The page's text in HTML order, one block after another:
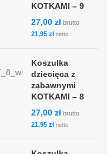
KOTKAMI – 9
27,00 zł brutto
21,95 zł netto
Koszulka
dziecięca z
zabawnymi
KOTKAMI – 8
27,00 zł brutto
21,95 zł netto